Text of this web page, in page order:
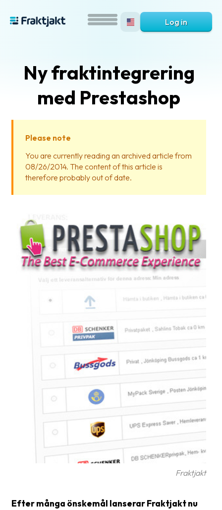
is
Fraktjakt?
Help?
Glossary
Packing
Shipping
Manuals
Downloads
Barcode
Log in
Ny fraktintegrering
med Prestashop
Please note
You are currently reading an archived article from
08/26/2014. The content of this article is
therefore probably out of date.
Fraktjakt
Efter många önskemål lanserar Fraktjakt nu